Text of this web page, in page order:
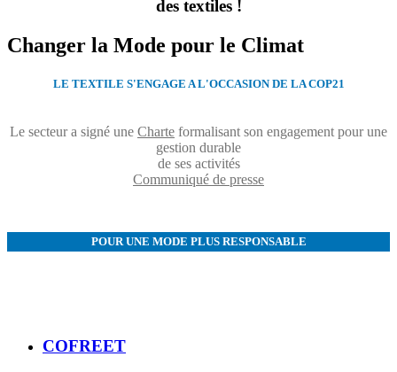
des textiles !
Changer la Mode pour le Climat
LE TEXTILE S'ENGAGE A L'OCCASION DE LA COP21
Le secteur a signé une Charte formalisant son engagement pour une
gestion durable
de ses activités
Communiqué de presse
POUR UNE MODE PLUS RESPONSABLE
COFREET